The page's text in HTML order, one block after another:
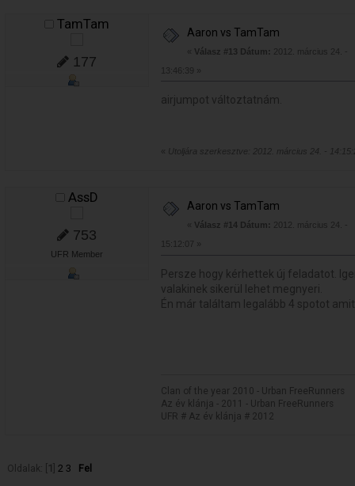
TamTam
177
Aaron vs TamTam
« Válasz #13 Dátum:
2012. március 24. -
13:46:39 »
airjumpot változtatnám.
« Utoljára szerkesztve: 2012. március 24. -
AssD
753
UFR Member
Aaron vs TamTam
« Válasz #14 Dátum:
2012. március 24. -
15:12:07 »
Persze hogy kérhettek új feladatot.
valakinek sikerül lehet megnyeri.
Én már találtam legalább 4 spotot
Clan of the year 2010 - Urban FreeRunners
Az év klánja - 2011 - Urban FreeRunners
UFR # Az év klánja # 2012
Oldalak: [ 1 2 3 Fel